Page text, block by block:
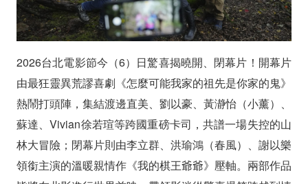
直
美
攜
手
劉
以
豪
2026台北電影節今（6）日驚喜揭曉開、閉幕片！開幕片
由最狂靈異荒謬喜劇《怎麼可能我家的祖先是你家的鬼》
熱鬧打頭陣，集結渡邊直美、劉以豪、黃瀞怡（小薰）、
蘇達、Vivian徐若瑄等跨國重磅卡司，共譜一場失控的山
林大冒險；閉幕片則由李立群、洪瑜鴻（春風）、謝以樂
領銜主演的溫暖親情作《我的棋王爺爺》壓軸。兩部作品